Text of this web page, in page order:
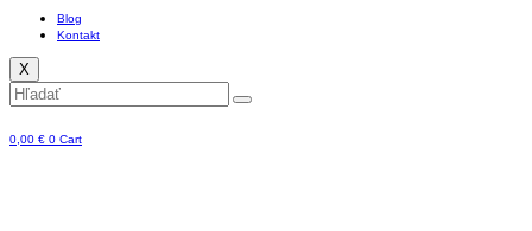
Blog
Kontakt
X
0,00 € 0 Cart